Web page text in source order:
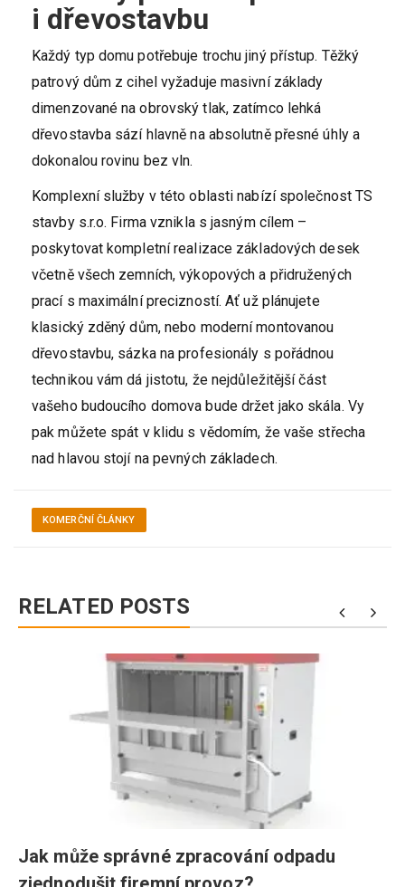
i dřevostavbu
Každý typ domu potřebuje trochu jiný přístup. Těžký
patrový dům z cihel vyžaduje masivní základy
dimenzované na obrovský tlak, zatímco lehká
dřevostavba sází hlavně na absolutně přesné úhly a
dokonalou rovinu bez vln.
Komplexní služby v této oblasti nabízí společnost TS
stavby s.r.o. Firma vznikla s jasným cílem –
poskytovat kompletní realizace základových desek
včetně všech zemních, výkopových a přidružených
prací s maximální precizností. Ať už plánujete
klasický zděný dům, nebo moderní montovanou
dřevostavbu, sázka na profesionály s pořádnou
technikou vám dá jistotu, že nejdůležitější část
vašeho budoucího domova bude držet jako skála. Vy
pak můžete spát v klidu s vědomím, že vaše střecha
nad hlavou stojí na pevných základech.
KOMERČNÍ ČLÁNKY
RELATED POSTS
Jak může správné zpracování odpadu